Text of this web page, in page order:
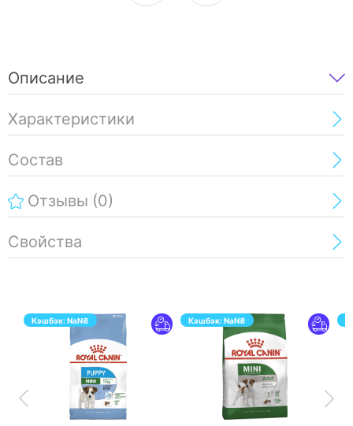
Описание
Характеристики
Состав
Отзывы (0)
Свойства
Кэшбэк:NaN₴
ПЕРЕЙТИ
Кэшбэк:NaN₴
ПЕРЕЙТИ